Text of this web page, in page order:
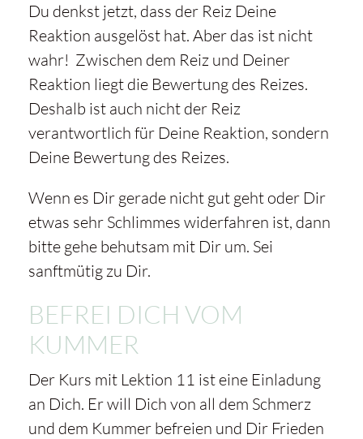
Du denkst jetzt, dass der Reiz Deine
Reaktion ausgelöst hat. Aber das ist nicht
wahr! Zwischen dem Reiz und Deiner
Reaktion liegt die Bewertung des Reizes.
Deshalb ist auch nicht der Reiz
verantwortlich für Deine Reaktion, sondern
Deine Bewertung des Reizes.
Wenn es Dir gerade nicht gut geht oder Dir
etwas sehr Schlimmes widerfahren ist, dann
bitte gehe behutsam mit Dir um. Sei
sanftmütig zu Dir.
BEFREI DICH VOM
KUMMER
Der Kurs mit Lektion 11 ist eine Einladung
an Dich. Er will Dich von all dem Schmerz
und dem Kummer befreien und Dir Frieden